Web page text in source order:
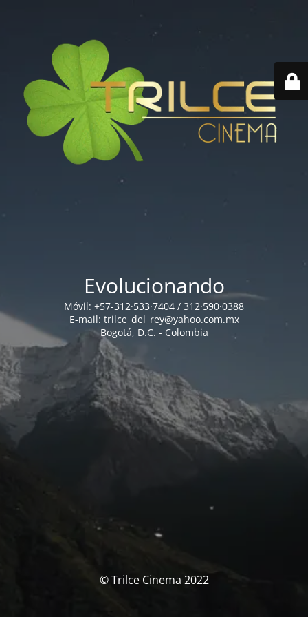
Evolucionando
Móvil: +57-312·533·7404 / 312·590·0388
E-mail: trilce_del_rey@yahoo.com.mx
Bogotá, D.C. - Colombia
© Trilce Cinema 2022